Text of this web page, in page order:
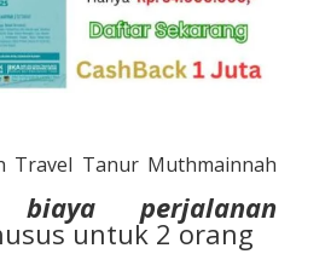
Travel Tanur Muthmainnah
biaya perjalanan
untuk 2 orang